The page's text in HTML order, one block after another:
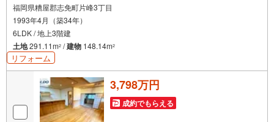
福岡県糟屋郡志免町片峰3丁目
1993年4月（築34年）
6LDK / 地上3階建
土地291.11m2 /建物 148.14m2
リフォーム
3,798万円
成約でもらえる